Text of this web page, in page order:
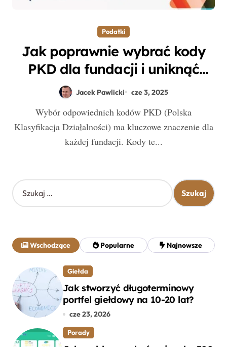
Podatki
Jak poprawnie wybrać kody
PKD dla fundacji i uniknąć
błędów w rozliczeniach
Jacek Pawlicki cze 3, 2025
Wybór odpowiednich kodów PKD (Polska
Klasyfikacja Działalności) ma kluczowe znaczenie dla
każdej fundacji. Kody te...
S
z
j
:
Wschodzące Popularne Najnowsze
Giełda
Jak stworzyć długoterminowy
portfel giełdowy na 10-20 lat?
cze 23, 2026
Porady